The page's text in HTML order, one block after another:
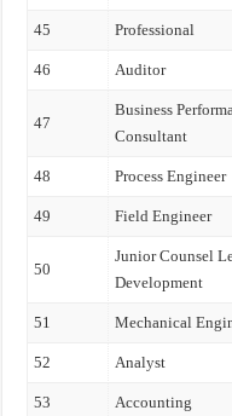
45 Professional
46 Auditor
47
Business
Consultant
48 Process Engineer
49 Field Engineer
50
Junior Counsel
Development
51 Mechanical
52 Analyst
53 Accounting